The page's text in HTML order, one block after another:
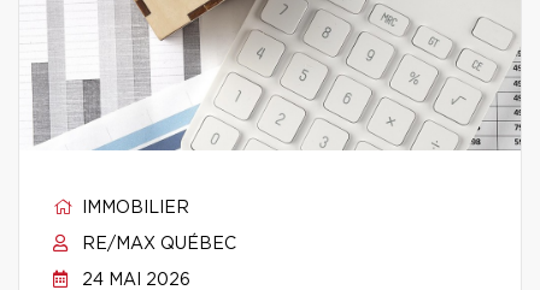
IMMOBILIER
RE/MAX QUÉBEC
24 MAI 2026